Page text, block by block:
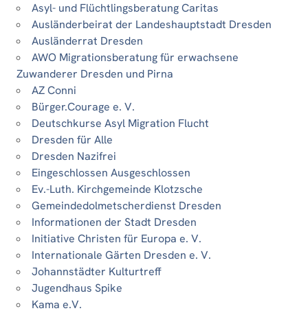
Asyl- und Flüchtlingsberatung Caritas
Ausländerbeirat der Landeshauptstadt Dresden
Ausländerrat Dresden
AWO Migrationsberatung für erwachsene
Zuwanderer Dresden und Pirna
AZ Conni
Bürger.Courage e. V.
Deutschkurse Asyl Migration Flucht
Dresden für Alle
Dresden Nazifrei
Eingeschlossen Ausgeschlossen
Ev.-Luth. Kirchgemeinde Klotzsche
Gemeindedolmetscherdienst Dresden
Informationen der Stadt Dresden
Initiative Christen für Europa e. V.
Internationale Gärten Dresden e. V.
Johannstädter Kulturtreff
Jugendhaus Spike
Kama e.V.